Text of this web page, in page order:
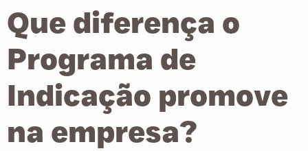
Que diferença o
Programa de
Indicação promove
na empresa?